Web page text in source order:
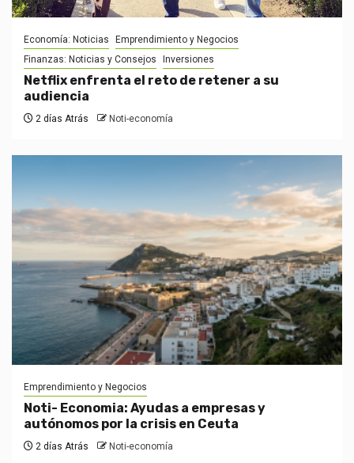
Economía: Noticias
Emprendimiento y Negocios
Finanzas: Noticias y Consejos
Inversiones
Netflix enfrenta el reto de retener a su
audiencia
2 días Atrás Noti-economía
Emprendimiento y Negocios
Noti- Economia: Ayudas a empresas y
autónomos por la crisis en Ceuta
2 días Atrás Noti-economía